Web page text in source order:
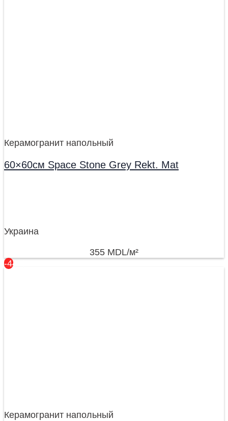
Керамогранит напольный
60×60см Space Stone Grey Rekt. Mat
Украина
355 MDL/м²
-44%
Керамогранит напольный